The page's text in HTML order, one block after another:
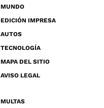
MUNDO
EDICIÓN IMPRESA
AUTOS
TECNOLOGÍA
MAPA DEL SITIO
AVISO LEGAL
MULTAS